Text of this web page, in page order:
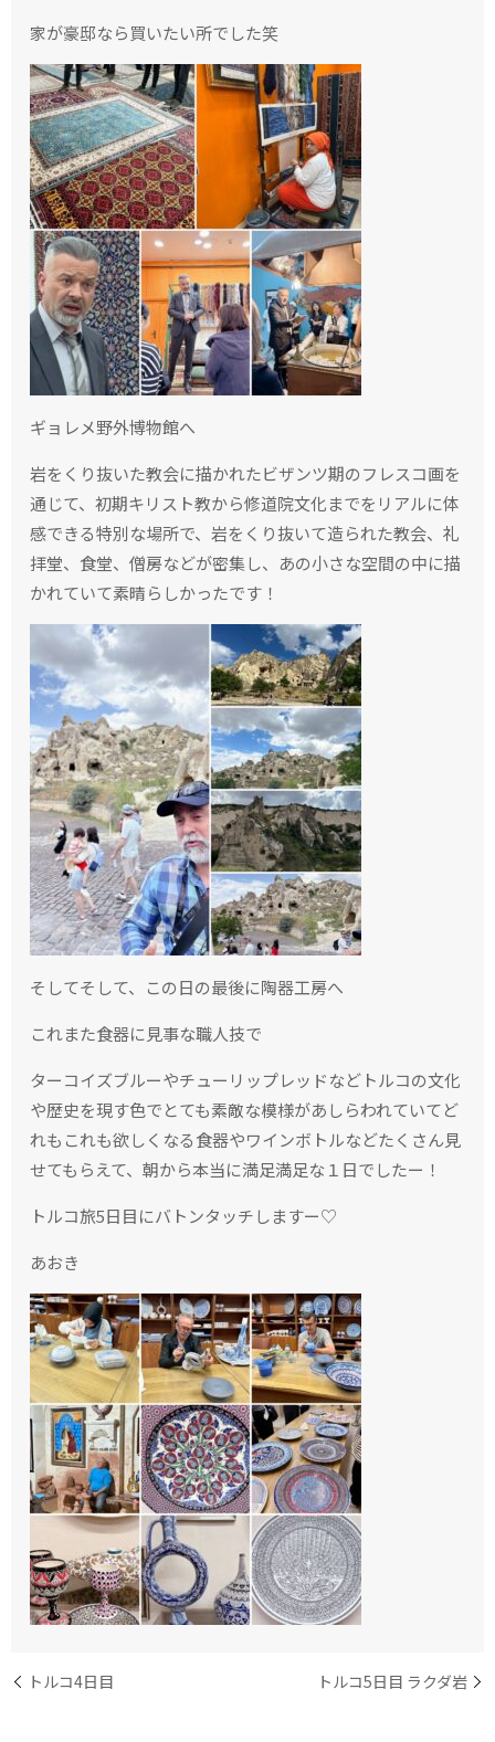
家が豪邸なら買いたい所でした笑
ギョレメ野外博物館へ
岩をくり抜いた教会に描かれたビザンツ期のフレスコ画を
通じて、初期キリスト教から修道院文化までをリアルに体
感できる特別な場所で、岩をくり抜いて造られた教会、礼
拝堂、食堂、僧房などが密集し、あの小さな空間の中に描
かれていて素晴らしかったです！
そしてそして、この日の最後に陶器工房へ
これまた食器に見事な職人技で
ターコイズブルーやチューリップレッドなどトルコの文化
や歴史を現す色でとても素敵な模様があしらわれていてど
れもこれも欲しくなる食器やワインボトルなどたくさん見
せてもらえて、朝から本当に満足満足な１日でしたー！
トルコ旅5日目にバトンタッチしますー♡
あおき
トルコ4日目 トルコ5日目 ラクダ岩